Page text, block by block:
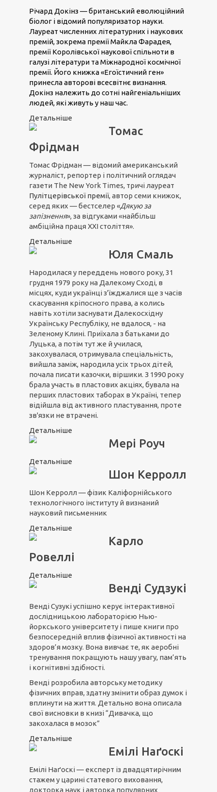
Річард Докінз — британський еволюційний
біолог і відомий популяризатор науки.
Лауреат численних літературних і наукових
премій, зокрема премії Майкла Фарадея,
премії Королівської наукової спільноти в
галузі літератури та Міжнародної космічної
премії. Його книжка «Егоїстичний ген»
принесла авторові всесвітнє визнання.
Докінз належить до сотні найгеніальніших
людей, які живуть у наш час.
Детальніше
Томас
Фрідман
Томас Фрідман — відомий американський
журналіст, репортер і політичний оглядач
газети The New York Times, тричі лауреат
Пулітцерівської премії, автор семи книжок,
серед яких — бестселер «Дякую за
запізнення», за відгуками «найбільш
амбіційна праця ХХІ століття».
Детальніше
Юля Смаль
Народилася у переддень нового року, 31
грудня 1979 року на Далекому Сході, в
місцях, куди українці з'їжджалися ще з часів
скасування кріпосного права, а колись
навіть хотіли заснувати Далекосхідну
Українську Республіку, не вдалося, - на
Зеленому Клині. Приїхала з батьками до
Луцька, а потім тут же й училася,
закохувалася, отримувала спеціальність,
вийшла заміж, народила усіх трьох дітей,
почала писати казочки, віршики. З 1990 року
брала участь в пластових акціях, бувала на
перших пластових таборах в Україні, тепер
відійшла від активного пластування, проте
зв'язки не втрачені.
Детальніше
Мері Роуч
Детальніше
Шон Керролл
Шон Керролл — фізик Каліфорнійського
технологічного інституту й визнаний
науковий письменник
Детальніше
Карло
Ровеллі
Детальніше
Венді Судзукі
Венді Сузукі успішно керує інтерактивної
дослідницькою лабораторією Нью-
йоркського університету і пише книги про
безпосередній вплив фізичної активності на
здоров’я мозку. Вона вивчає те, як аеробні
тренування покращують нашу увагу, пам’ять
і когнітивні здібності.
Венді розробила авторську методику
фізичних вправ, здатну змінити образ думок і
вплинути на життя. Детально вона описала
свої висновки в книзі “Дивачка, що
закохалася в мозок”
Детальніше
Емілі Наґоскі
Емілі Наґоскі — експерт із двадцятирічним
стажем у царині статевого виховання,
докторка наук і авторка популярних